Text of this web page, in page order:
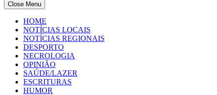
Comercio e Noticias
Notícias e Publicidade Online
Close Menu
HOME
NOTÍCIAS LOCAIS
NOTÍCIAS REGIONAIS
DESPORTO
NECROLOGIA
OPINIÃO
SAÚDE/LAZER
ESCRITURAS
HUMOR